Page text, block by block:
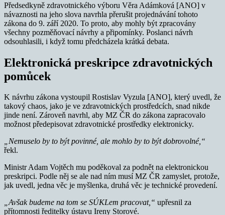
Předsedkyně zdravotnického výboru Věra Adámková [ANO] v
návaznosti na jeho slova navrhla přerušit projednávání tohoto
zákona do 9. září 2020. To proto, aby mohly být zpracovány
všechny pozměňovací návrhy a připomínky. Poslanci návrh
odsouhlasili, i když tomu předcházela krátká debata.
Elektronická preskripce zdravotnických
pomůcek
K návrhu zákona vystoupil Rostislav Vyzula [ANO], který uvedl, že
takový chaos, jako je ve zdravotnických prostředcích, snad nikde
jinde není. Zároveň navrhl, aby MZ ČR do zákona zapracovalo
možnost předepisovat zdravotnické prostředky elektronicky.
„Nemuselo by to být povinné, ale mohlo by to být dobrovolné,“
řekl.
Ministr Adam Vojtěch mu poděkoval za podnět na elektronickou
preskripci. Podle něj se ale nad ním musí MZ ČR zamyslet, protože,
jak uvedl, jedna věc je myšlenka, druhá věc je technické provedení.
„Avšak budeme na tom se SÚKLem pracovat,“ upřesnil za
přítomnosti ředitelky ústavu Ireny Storové.